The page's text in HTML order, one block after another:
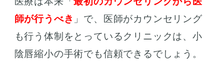
師が行うべき 」で、医師がカウンセリング
も行う体制をとっているクリニックは、小
陰唇縮小の手術でも信頼できるでしょう。